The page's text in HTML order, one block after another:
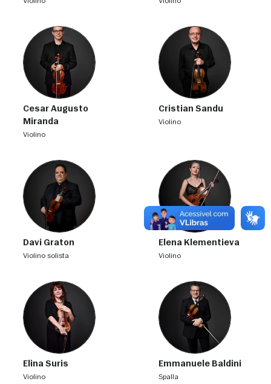
Cesar Augusto
Miranda
violino
Cristian Sandu
violino
Davi Graton
violino solista
Elena Klementieva
violino
Elina Suris
violino
Emmanuele Baldini
spalla